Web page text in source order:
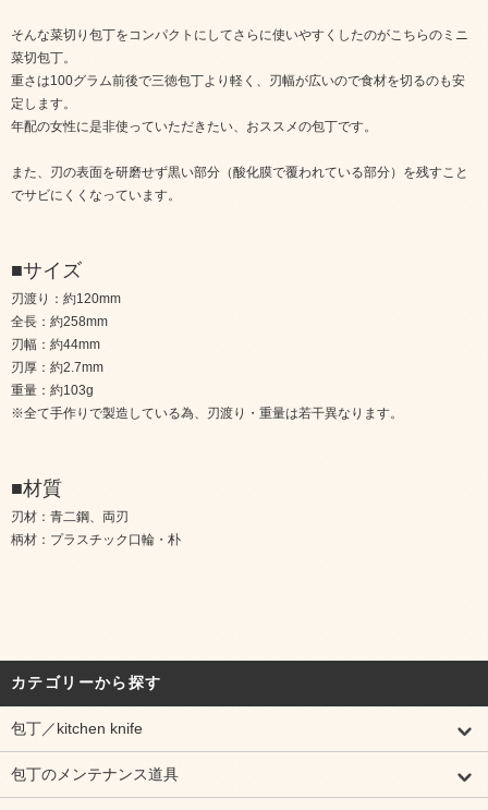
そんな菜切り包丁をコンパクトにしてさらに使いやすくしたのがこちらのミニ
菜切包丁。
重さは100グラム前後で三徳包丁より軽く、刃幅が広いので食材を切るのも安
定します。
年配の女性に是非使っていただきたい、おススメの包丁です。
また、刃の表面を研磨せず黒い部分（酸化膜で覆われている部分）を残すこと
でサビにくくなっています。
■サイズ
刃渡り：約120mm
全長：約258mm
刃幅：約44mm
刃厚：約2.7mm
重量：約103g
※全て手作りで製造している為、刃渡り・重量は若干異なります。
■材質
刃材：青二鋼、両刃
柄材：プラスチック口輪・朴
カテゴリーから探す
包丁／kitchen knife
包丁のメンテナンス道具